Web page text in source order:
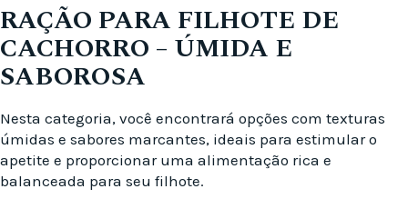
RAÇÃO PARA FILHOTE DE
CACHORRO – ÚMIDA E
SABOROSA
Nesta categoria, você encontrará opções com texturas
úmidas e sabores marcantes, ideais para estimular o
apetite e proporcionar uma alimentação rica e
balanceada para seu filhote.